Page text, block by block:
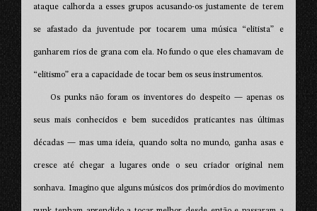
ataque calhorda a esses grupos acusando-os justamente de terem
se afastado da juventude por tocarem uma música “elitista” e
ganharem rios de grana com ela. No fundo o que eles chamavam de
“elitismo” era a capacidade de tocar bem os seus instrumentos.
Os punks não foram os inventores do despeito — apenas os
seus mais conhecidos e bem sucedidos praticantes nas últimas
décadas — mas uma ideia, quando solta no mundo, ganha asas e
cresce até chegar a lugares onde o seu criador original nem
sonhava. Imagino que alguns músicos dos primórdios do movimento